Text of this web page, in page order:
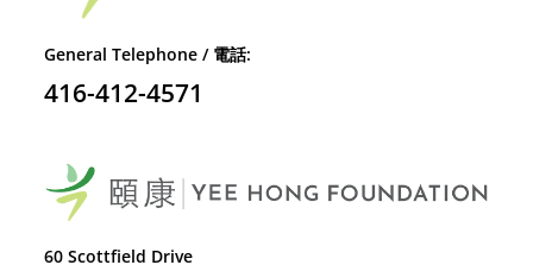
General Telephone / 電話:
416-412-4571
60 Scottfield Drive